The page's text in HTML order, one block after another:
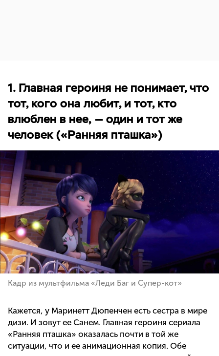
1. Главная героиня не понимает, что
тот, кого она любит, и тот, кто
влюблен в нее, — один и тот же
человек («Ранняя пташка»)
Кадр из мультфильма «Леди Баг и Супер-кот»
Кажется, у Маринетт Дюпенчен есть сестра в мире
дизи. И зовут ее Санем. Главная героиня сериала
«Ранняя пташка» оказалась почти в той же
ситуации, что и ее анимационная копия. Обе